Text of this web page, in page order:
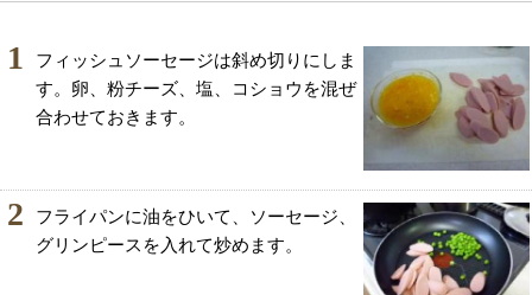
1
フィッシュソーセージは斜め切りにしま
す。卵、粉チーズ、塩、コショウを混ぜ
合わせておきます。
2
フライパンに油をひいて、ソーセージ、
グリンピースを入れて炒めます。